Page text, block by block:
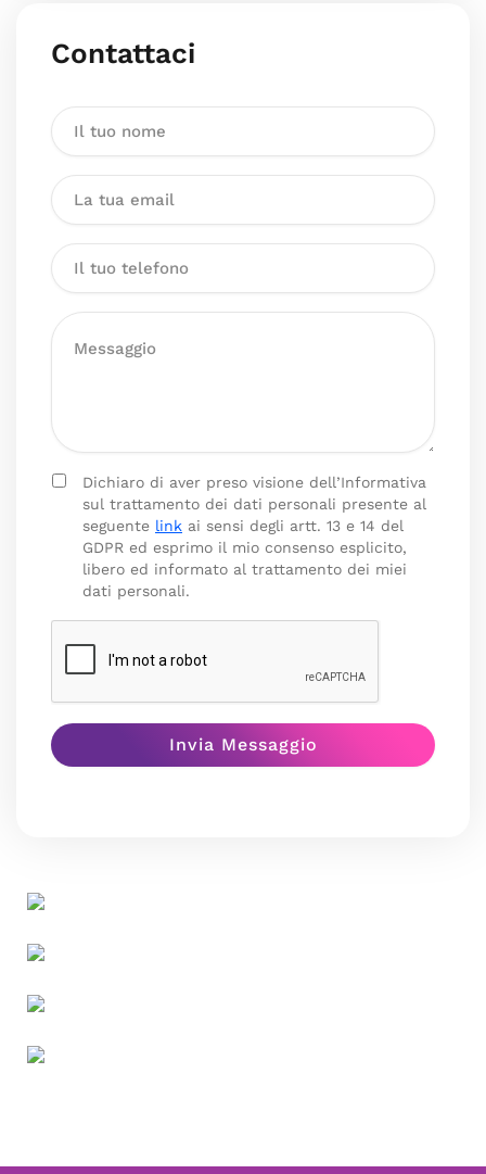
Contattaci
Dichiaro di aver preso visione dell’Informativa
sul trattamento dei dati personali presente al
seguente link ai sensi degli artt. 13 e 14 del
GDPR ed esprimo il mio consenso esplicito,
libero ed informato al trattamento dei miei
dati personali.